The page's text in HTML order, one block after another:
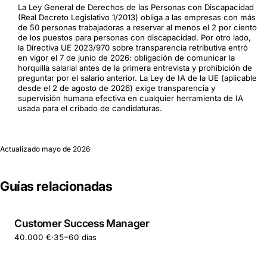
La Ley General de Derechos de las Personas con Discapacidad
(Real Decreto Legislativo 1/2013) obliga a las empresas con más
de 50 personas trabajadoras a reservar al menos el 2 por ciento
de los puestos para personas con discapacidad. Por otro lado,
la Directiva UE 2023/970 sobre transparencia retributiva entró
en vigor el 7 de junio de 2026: obligación de comunicar la
horquilla salarial antes de la primera entrevista y prohibición de
preguntar por el salario anterior. La Ley de IA de la UE (aplicable
desde el 2 de agosto de 2026) exige transparencia y
supervisión humana efectiva en cualquier herramienta de IA
usada para el cribado de candidaturas.
Actualizado mayo de 2026
Guías relacionadas
Customer Success Manager
40.000 €·35–60 días